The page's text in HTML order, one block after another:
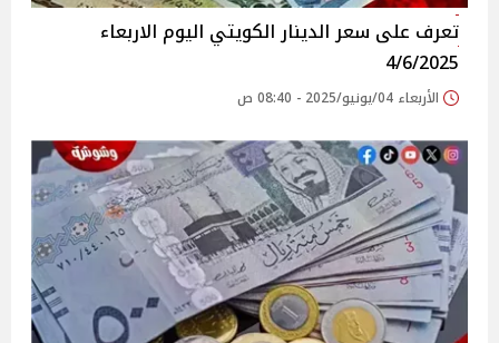
تعرف على سعر الدينار الكويتي اليوم الاربعاء
4/6/2025
الأربعاء 04/يونيو/2025 - 08:40 ص